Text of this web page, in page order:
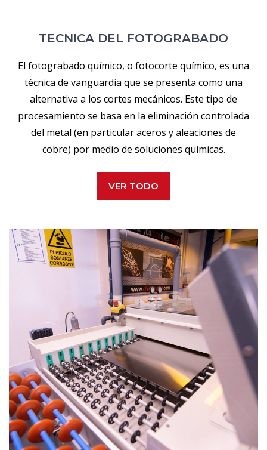
TECNICA DEL FOTOGRABADO
El fotograbado químico, o fotocorte químico, es una
técnica de vanguardia que se presenta como una
alternativa a los cortes mecánicos. Este tipo de
procesamiento se basa en la eliminación controlada
del metal (en particular aceros y aleaciones de
cobre) por medio de soluciones químicas.
VER TODO